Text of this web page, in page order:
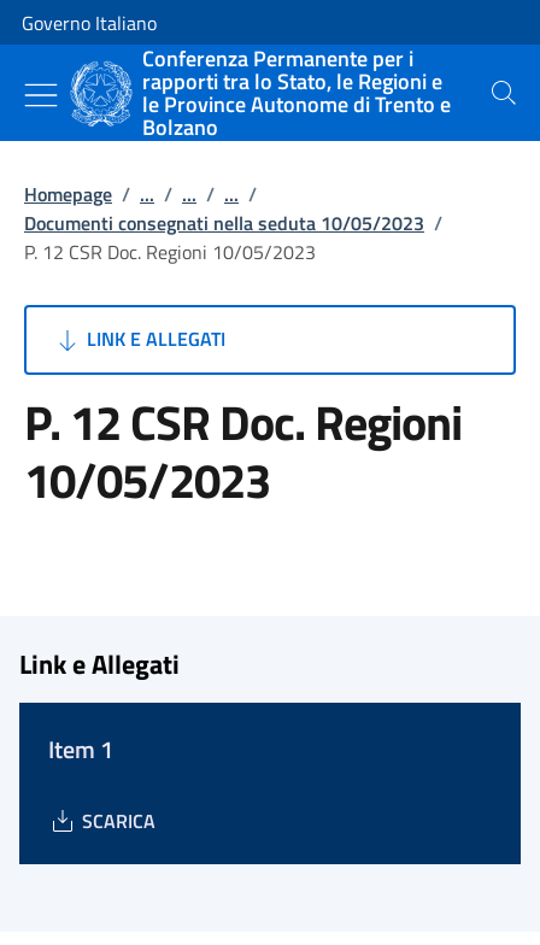
Vai al contenuto
Vai alla navigazione del sito
Governo Italiano
Conferenza Permanente per i
rapporti tra lo Stato, le Regioni e
le Province Autonome di Trento e
Bolzano
Cerca
Homepage / ... / ... / ... /
Documenti consegnati nella seduta 10/05/2023 /
P. 12 CSR Doc. Regioni 10/05/2023
LINK E ALLEGATI
P. 12 CSR Doc. Regioni
10/05/2023
Link e Allegati
Item 1
SCARICA